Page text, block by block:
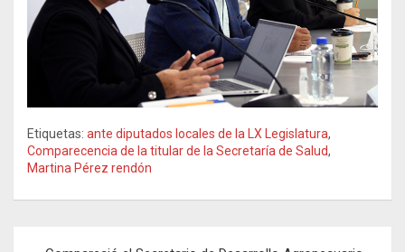
Etiquetas: ante diputados locales de la LX Legislatura,
Comparecencia de la titular de la Secretaría de Salud,
Martina Pérez rendón